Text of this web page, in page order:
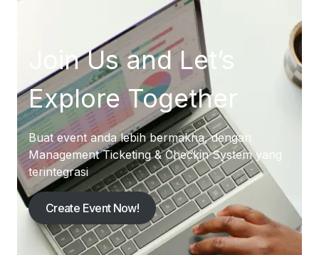
Join Us and Let’s
Explore Together
Buat event anda lebih bermakna, dengan
Management Ticketing & Checkin System yang
terintegrasi
Create Event Now!